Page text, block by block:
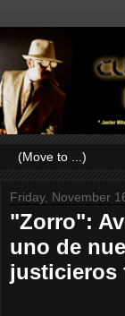
Friday, November
"Zorro":
uno de
justicieros